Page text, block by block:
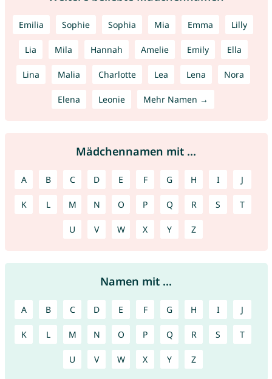
Emilia Sophie Sophia Mia Emma Lilly
Lia Mila Hannah Amelie Emily Ella
Lina Malia Charlotte Lea Lena Nora
Elena Leonie Mehr Namen →
Mädchennamen mit ...
A B C D E F G H I J
K L M N O P Q R S T
U V W X Y Z
Namen mit ...
A B C D E F G H I J
K L M N O P Q R S T
U V W X Y Z